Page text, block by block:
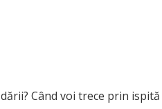
Când voi trece prin